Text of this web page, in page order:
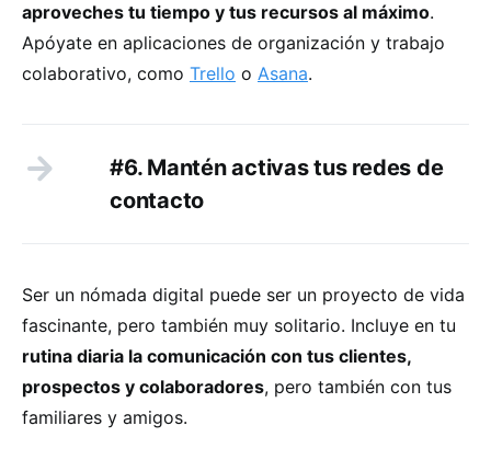
aproveches tu tiempo y tus recursos al máximo.
Apóyate en aplicaciones de organización y trabajo
colaborativo, como Trello o Asana.
#6. Mantén activas tus redes de
contacto
Ser un nómada digital puede ser un proyecto de vida
fascinante, pero también muy solitario. Incluye en tu
rutina diaria la comunicación con tus clientes,
prospectos y colaboradores, pero también con tus
familiares y amigos.